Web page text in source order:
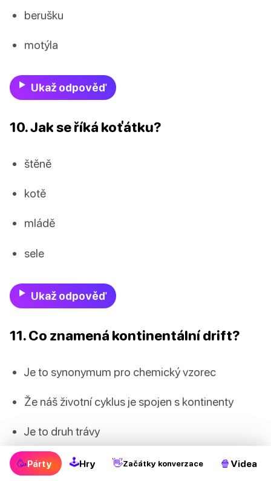
berušku
motýla
Ukaž odpověď
10. Jak se říká koťátku?
štěně
kotě
mládě
sele
Ukaž odpověď
11. Co znamená kontinentální drift?
Je to synonymum pro chemický vzorec
Že náš životní cyklus je spojen s kontinenty
Je to druh trávy
Že naše kontinenty a pevniny se pohybují
🥳Párty 🕹Hry 👋Začátky konverzace 🍿 Videa